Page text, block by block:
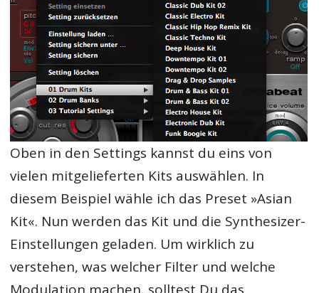
Oben in den Settings kannst du eins von
vielen mitgelieferten Kits auswählen. In
diesem Beispiel wähle ich das Preset »Asian
Kit«. Nun werden das Kit und die Synthesizer-
Einstellungen geladen. Um wirklich zu
verstehen, was welcher Filter und welche
Modulation machen, solltest Du das